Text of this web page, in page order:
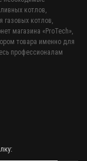
котлов,
газовых котлов,
магазина «ProTech»,
товара именно для
профессионалам